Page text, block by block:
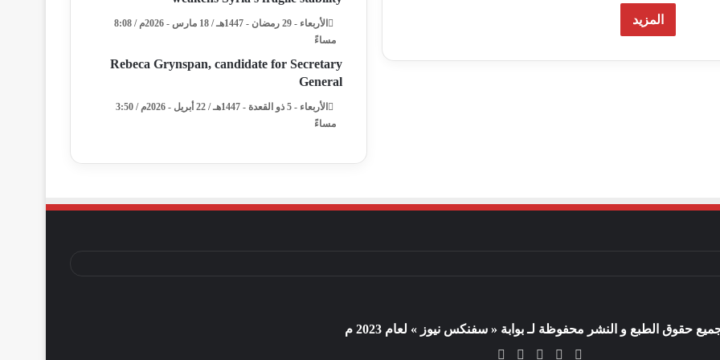
المزيد
الأربعاء - 29 رمضان - 1447هـ / 18 مارس - 2026م / 8:08
مساءً
Rebeca Grynspan, candidate for Secretary
General
الأربعاء - 5 ذو القعدة - 1447هـ / 22 أبريل - 2026م / 3:50
مساءً
حقوق الطبع و النشر محفوظة لـ بوابة « سفنكس نيوز » لعام 2023 م
فيسبوك
يوتيوبانستقرام